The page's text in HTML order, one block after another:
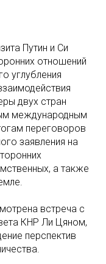
Путин и Си
отношений
углубления
двух стран
международным
переговоров
заявления на
а также
встреча с
КНР Ли Цяном,
перспектив